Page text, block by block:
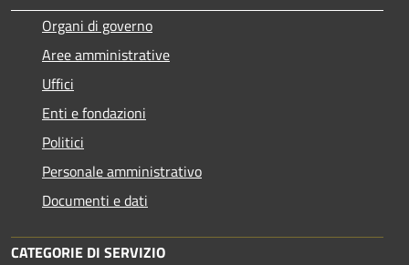
Organi di governo
Aree amministrative
Uffici
Enti e fondazioni
Politici
Personale amministrativo
Documenti e dati
CATEGORIE DI SERVIZIO